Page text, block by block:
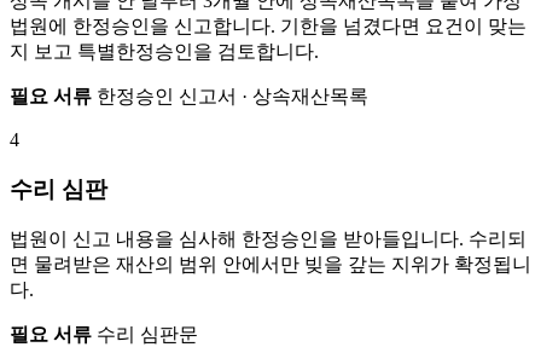
법원에 한정승인을 신고합니다. 기한을 넘겼다면 요건이 맞는
지 보고 특별한정승인을 검토합니다.
필요 서류 한정승인 신고서 · 상속재산목록
4
수리 심판
법원이 신고 내용을 심사해 한정승인을 받아들입니다. 수리되
면 물려받은 재산의 범위 안에서만 빚을 갚는 지위가 확정됩니
다.
필요 서류 수리 심판문